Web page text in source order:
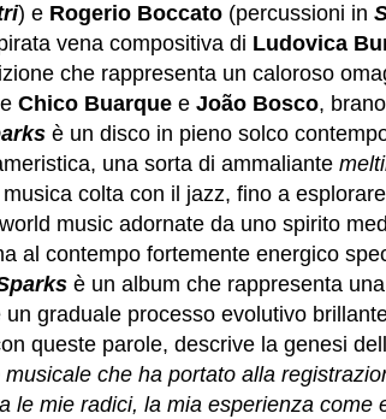
) e Rogerio Boccato (percussioni in
vena compositiva di Ludovica
che rappresenta un caloroso
Chico Buarque e João Bosco,
è un disco in pieno solco
una sorta di ammaliante
colta con il jazz, fino a
music adornate da uno spirito
al contempo fortemente energico
è un album che rappresenta
graduale processo evolutivo
queste parole, descrive la genesi
che ha portato alla
le mie radici, la mia esperienza come